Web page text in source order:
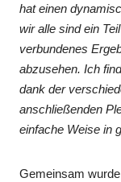
hat einen
wir alle sind ein
verbundenes
abzusehen. Ich
dank der
anschließenden
einfache Weise in
Gemeinsam